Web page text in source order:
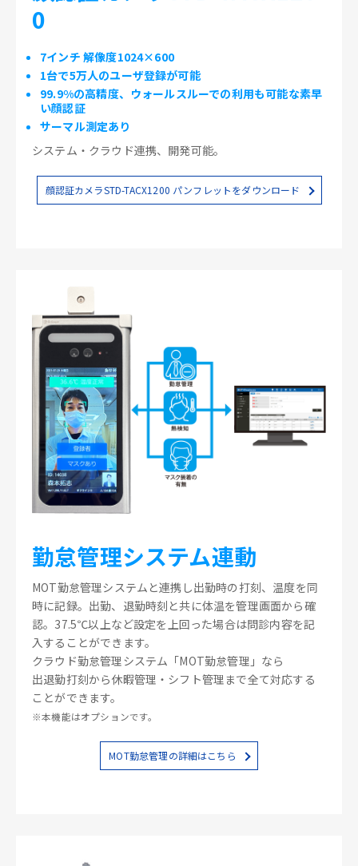
0
7インチ 解像度1024×600
1台で5万人のユーザ登録が可能
99.9%の高精度、ウォールスルーでの利用も可能な素早
い顔認証
サーマル測定あり
システム・クラウド連携、開発可能。
顔認証カメラSTD-TACX1200 パンフレットをダウンロード
勤怠管理システム連動
MOT勤怠管理システムと連携し出勤時の打刻、温度を同
時に記録。出勤、退勤時刻と共に体温を管理画面から確
認。37.5℃以上など設定を上回った場合は問診内容を記
入することができます。
クラウド勤怠管理システム「MOT勤怠管理」なら
出退勤打刻から休暇管理・シフト管理まで全て対応する
ことができます。
※本機能はオプションです。
MOT勤怠管理の詳細はこちら